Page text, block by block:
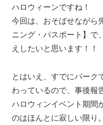
ハロウィーンですね！
今回は、おそばせながら
ニング・パスポート】で
えしたいと思います！！
とはいえ、すでにパーク
わっているので、事後報
ハロウィンイベント期間
のはほんとに寂しい限り